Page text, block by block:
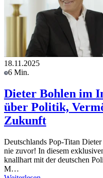
18.11.2025
6 Min.
Dieter Bohlen im
über Politik,
Zukunft
Deutschlands Pop-Titan
nie zuvor! In diesem
knallhart mit der deutschen
M…